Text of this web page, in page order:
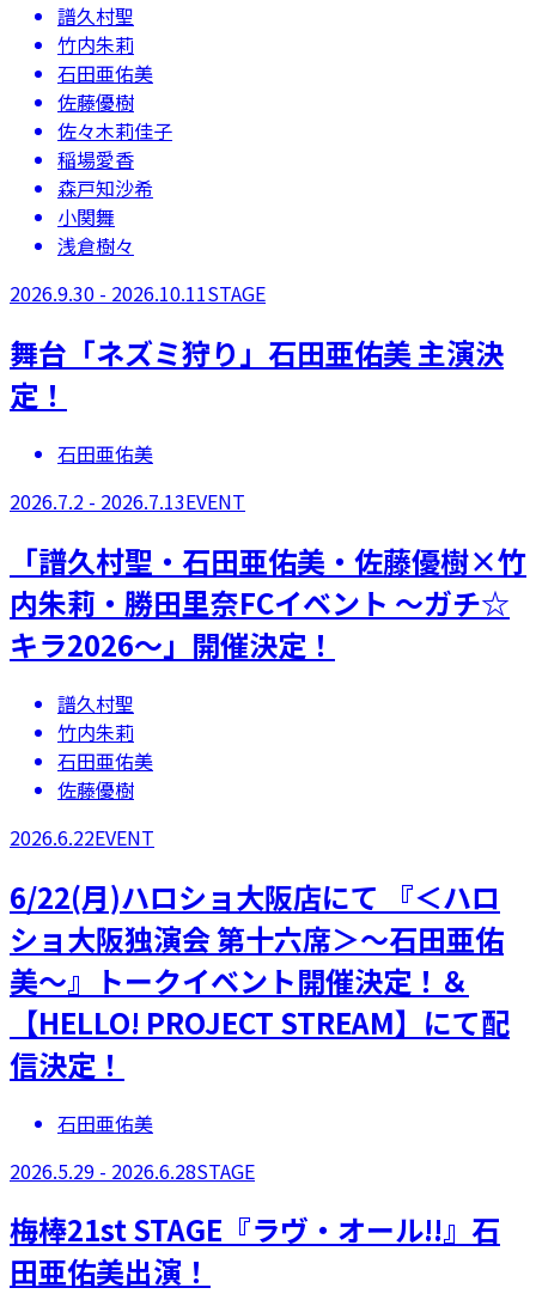
譜久村聖
竹内朱莉
石田亜佑美
佐藤優樹
佐々木莉佳子
稲場愛香
森戸知沙希
小関舞
浅倉樹々
2026.9.30 - 2026.10.11STAGE
舞台「ネズミ狩り」石田亜佑美 主演決
定！
石田亜佑美
2026.7.2 - 2026.7.13EVENT
「譜久村聖・石田亜佑美・佐藤優樹×竹
内朱莉・勝田里奈FCイベント ～ガチ☆
キラ2026～」開催決定！
譜久村聖
竹内朱莉
石田亜佑美
佐藤優樹
2026.6.22EVENT
6/22(月)ハロショ大阪店にて 『＜ハロ
ショ大阪独演会 第十六席＞～石田亜佑
美～』トークイベント開催決定！＆
【HELLO! PROJECT STREAM】にて配
信決定！
石田亜佑美
2026.5.29 - 2026.6.28STAGE
梅棒21st STAGE『ラヴ・オール!!』石
田亜佑美出演！